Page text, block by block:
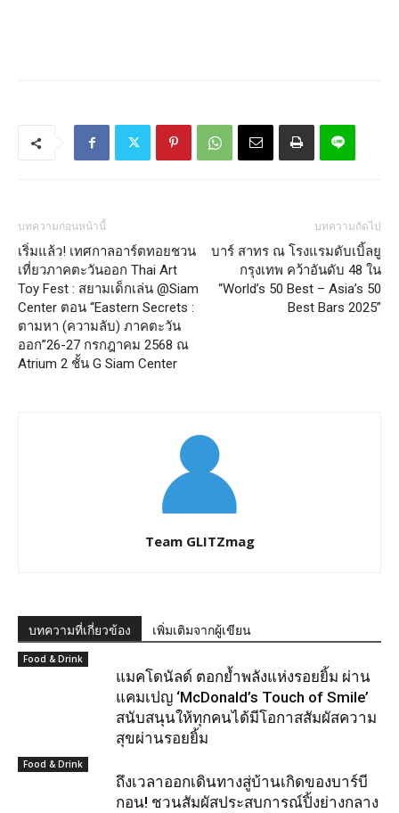
บทความก่อนหน้านี้
เริ่มแล้ว! เทศกาลอาร์ตทอยชวน
เที่ยวภาคตะวันออก Thai Art
Toy Fest : สยามเด็กเล่น @Siam
Center ตอน “Eastern Secrets :
ตามหา (ความลับ) ภาคตะวัน
ออก”26-27 กรกฎาคม 2568 ณ
Atrium 2 ชั้น G Siam Center
บทความถัดไป
บาร์ สาทร ณ โรงแรมดับเบิ้ลยู
กรุงเทพ คว้าอันดับ 48 ใน
“World’s 50 Best – Asia’s 50
Best Bars 2025”
Team GLITZmag
บทความที่เกี่ยวข้อง เพิ่มเติมจากผู้เขียน
Food & Drink
แมคโดนัลด์ ตอกย้ำพลังแห่งรอยยิ้ม ผ่าน
แคมเปญ ‘McDonald’s Touch of Smile’
สนับสนุนให้ทุกคนได้มีโอกาสสัมผัสความ
สุขผ่านรอยยิ้ม
Food & Drink
ถึงเวลาออกเดินทางสู่บ้านเกิดของบาร์บี
กอน! ชวนสัมผัสประสบการณ์ปิ้งย่างกลาง